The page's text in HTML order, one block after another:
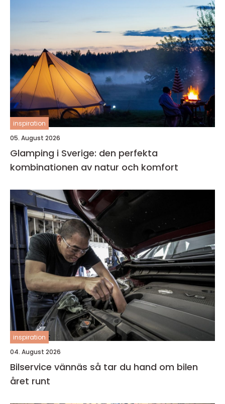
inspiration
05. August 2026
Glamping i Sverige: den perfekta
kombinationen av natur och komfort
inspiration
04. August 2026
Bilservice vännäs så tar du hand om bilen
året runt